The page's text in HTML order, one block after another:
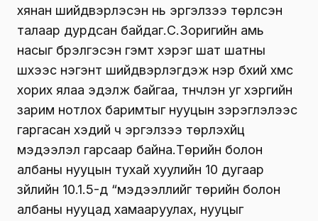
хянан шийдвэрлэсэн нь эргэлзээ төрүүлсэн
талаар дурдсан байдаг.С.Зоригийн амь
насыг бүрэлгэсэн гэмт хэрэг шат шатны
шүүхээс нэгэнт шийдвэрлэгдэж нэр бүхий хүмүүс
хорих ялаа эдэлж байгаа, түүнчлэн уг хэргийн
зарим нотлох баримтыг нууцын зэрэглэлээс
гаргасан хэдий ч эргэлзээ төрүүлэхүйц
мэдээлэл гарсаар байна.Төрийн болон
албаны нууцын тухай хуулийн 10 дугаар
зүйлийн 10.1.5-д “мэдээллийг төрийн болон
албаны нууцад хамааруулах, нууцыг